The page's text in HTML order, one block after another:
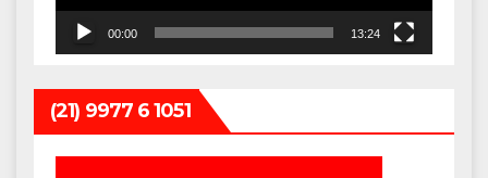
00:00 13:24
(21) 9977 6 1051